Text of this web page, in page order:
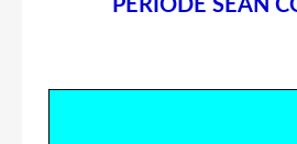
PÉRIODE SEAN